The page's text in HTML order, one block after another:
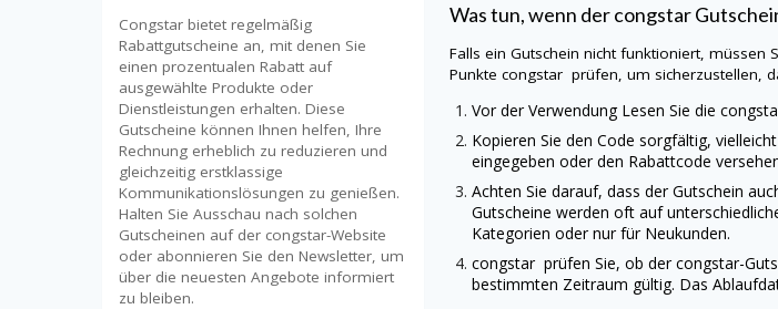
Was tun, wenn dercongstar
Falls ein Gutschein nicht funktioniert, müssen
Punktecongstar prüfen, um sicherzustellen,
Vor der Verwendung Lesen Sie die
Kopieren Sie den Code sorgfältig,
eingegeben oder den Rabattcode
Achten Sie darauf, dass der Gutschein
Gutscheine werden oft auf
Kategorien oder nur für Neukunden.
congstarprüfen Sie, ob dercongstar-
bestimmten Zeitraum gültig. Das
Congstar bietet regelmäßig
Rabattgutscheine an, mit denen Sie
einen prozentualen Rabatt auf
ausgewählte Produkte oder
Dienstleistungen erhalten. Diese
Gutscheine können Ihnen helfen, Ihre
Rechnung erheblich zu reduzieren und
gleichzeitig erstklassige
Kommunikationslösungen zu genießen.
Halten Sie Ausschau nach solchen
Gutscheinen auf der congstar-Website
oder abonnieren Sie den Newsletter, um
über die neuesten Angebote informiert
zu bleiben.